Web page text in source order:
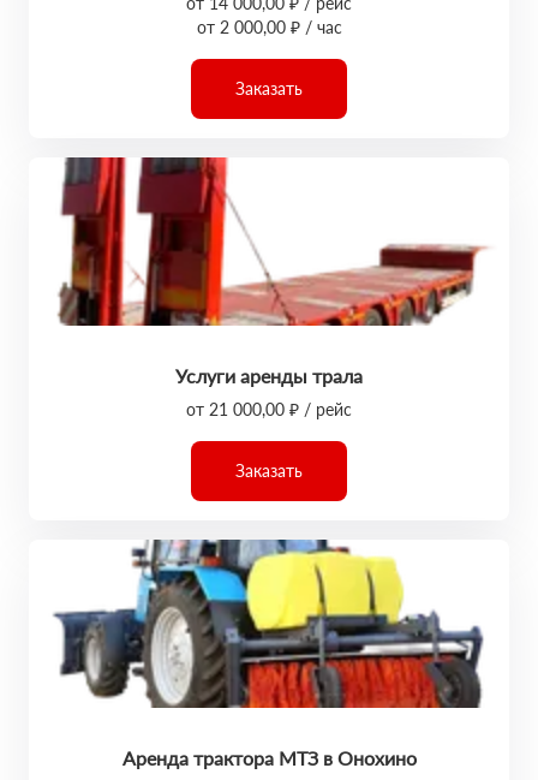
от 2 000,00 ₽ / час
Заказать
Услуги аренды трала
от 21 000,00 ₽ / рейс
Заказать
Аренда трактора МТЗ в Онохино